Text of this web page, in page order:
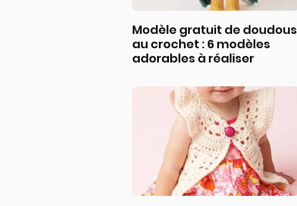
Modèle gratuit de doudous
au crochet : 6 modèles
adorables à réaliser